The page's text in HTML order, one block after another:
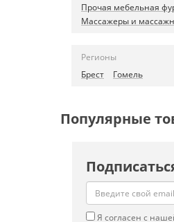
Прочая мебельная
Массажеры и
Регионы
Брест
Гомель
Популярные
Я согласен с